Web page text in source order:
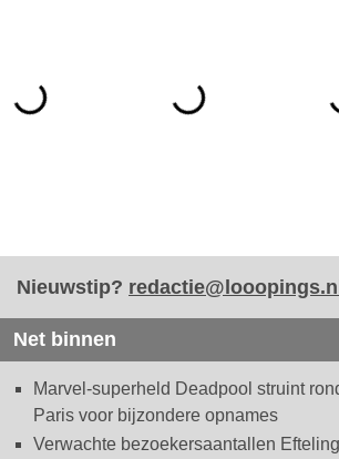
Nieuwstip?
Net binnen
Marvel-superheld Deadpool struint
Paris voor bijzondere opnames
Verwachte bezoekersaantallen